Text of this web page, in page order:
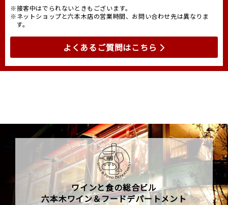
※接客中はでられないときもございます。
※ネットショップと六本木店の営業時間、お問い合わせ先は異なりま
す。
よくあるご質問はこちら
ワインと食の総合ビル
六本木ワイン＆フードデパートメント